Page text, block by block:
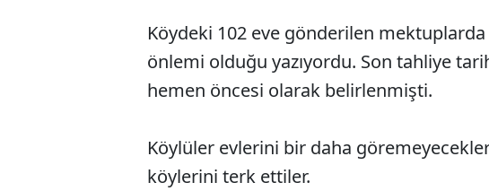
Köydeki 102 eve gönderilen
önlemi olduğu yazıyordu. Son tahliye
hemen öncesi olarak belirlenmişti.
Köylüler evlerini bir daha
köylerini terk ettiler.